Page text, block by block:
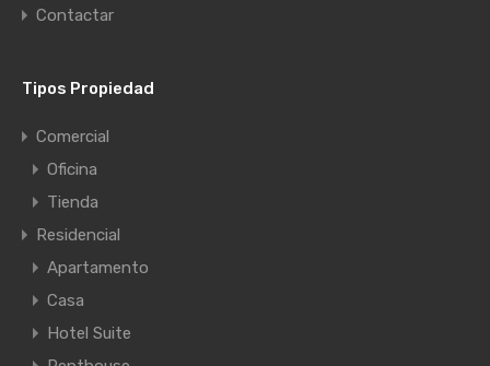
Contactar
Tipos Propiedad
Comercial
Oficina
Tienda
Residencial
Apartamento
Casa
Hotel Suite